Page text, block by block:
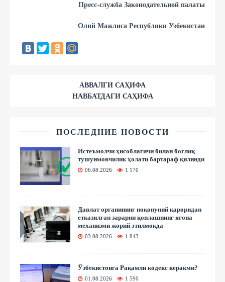
Пресс-служба Законодательной палаты
Олий Мажлиса Республики Узбекистан
АВВАЛГИ САҲИФА
НАВБАТДАГИ САҲИФА
ПОСЛЕДНИЕ НОВОСТИ
Истеъмолчи ҳисоблагичи билан боғлиқ
тушунмовчилик ҳолати бартараф қилинди
06.08.2026 1 170
Давлат органининг ноқонуний қароридан
етказилган зарарни қоплашнинг ягона
механизми жорий этилмоқда
03.08.2026 1 843
Ўзбекистонга Рақамли кодекс керакми?
01.08.2026 1 590